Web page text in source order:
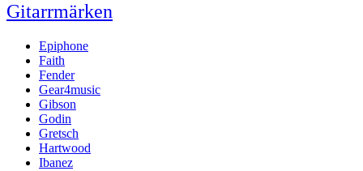
Gitarrmärken
Epiphone
Faith
Fender
Gear4music
Gibson
Godin
Gretsch
Hartwood
Ibanez